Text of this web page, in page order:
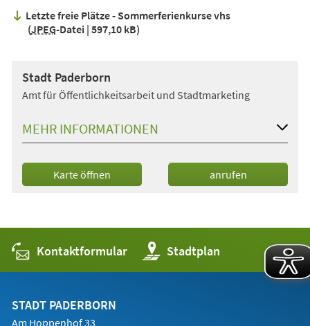
Letzte freie Plätze - Sommerferienkurse vhs
JPEG-Datei 597,10 kB
Stadt Paderborn
Amt für Öffentlichkeitsarbeit und Stadtmarketing
MEHR INFORMATIONEN
Karte öffnen
(Öffnet
in
anrufen
Kontaktformular Stadtplan
(Öffnet
in
einem
STADT PADERBORN
Am Hoppenhof 33